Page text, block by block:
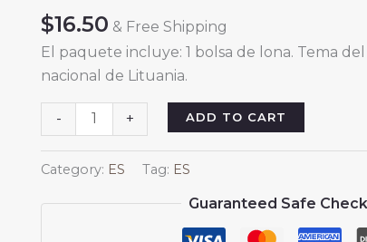
$16.50 & Free Shipping
El paquete incluye: 1 bolsa de lona. Tema del
nacional de Lituania.
-
de
Lituania
+ ADD TO CART
Category: ES Tag: ES
Guaranteed Safe